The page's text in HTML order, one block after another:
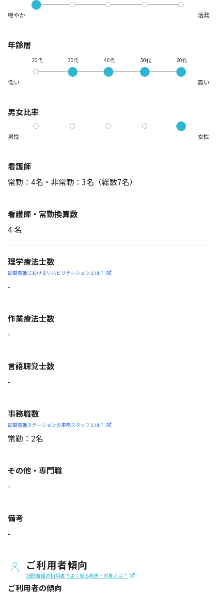
穏やか 活発
年齢層
低い
20代 30代 40代 50代 60代
高い
男女比率
男性 女性
看護師
常勤：4名・非常勤：3名 （総数7名）
看護師・常勤換算数
4 名
理学療法士数
訪問看護におけるリハビリ テーションとは？
-
作業療法士数
-
言語聴覚士数
-
事務職数
訪問看護ステーションの事務スタッフとは？
常勤：2名
その他・専門職
-
備考
-
ご利用者傾向
訪問看護の利用者でよく見る疾患・対象とは？
ご利用者の傾向